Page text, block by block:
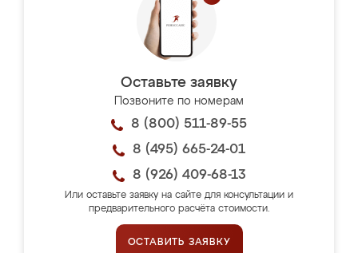
Оставьте заявку
Позвоните по номерам
8 (800) 511-89-55
8 (495) 665-24-01
8 (926) 409-68-13
Или оставьте заявку на сайте для консультации и
предварительного расчёта стоимости.
ОСТАВИТЬ ЗАЯВКУ